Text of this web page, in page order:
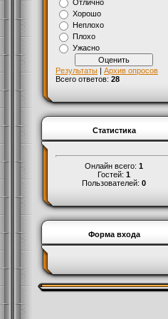
Отлично
Хорошо
Неплохо
Плохо
Ужасно
Результаты | Архив опросов
Всего ответов: 28
Статистика
Онлайн всего: 1
Гостей: 1
Пользователей: 0
Форма входа